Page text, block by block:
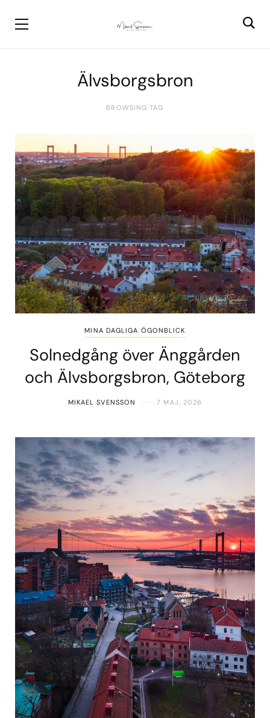
Älvsborgsbron
BROWSING TAG
MINA DAGLIGA ÖGONBLICK
Solnedgång över Änggården
och Älvsborgsbron, Göteborg
MIKAEL SVENSSON 7 MAJ, 2026